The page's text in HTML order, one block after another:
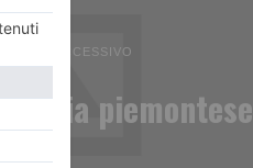
SUCCESSIVO
piemontese